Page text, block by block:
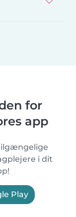
for
app
i dit
Play